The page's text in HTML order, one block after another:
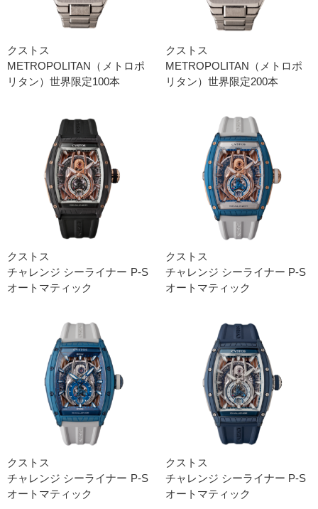
クストス
METROPOLITAN（メトロポ
リタン）世界限定100本
クストス
METROPOLITAN（メトロポ
リタン）世界限定200本
クストス
チャレンジ シーライナー P-S
オートマティック
クストス
チャレンジ シーライナー P-S
オートマティック
クストス
チャレンジ シーライナー P-S
オートマティック
クストス
チャレンジ シーライナー P-S
オートマティック